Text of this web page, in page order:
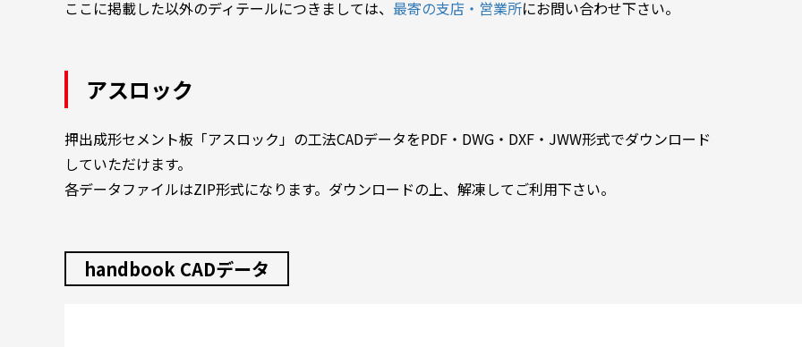
ここに掲載した以外のディテールにつきましては、 最寄の支店・営業所にお問い合わせ下さい。
アスロック
押出成形セメント板「アスロック」の工法CADデータをPDF・DWG・DXF・JWW形式でダウンロード
していただけます。
各データファイルはZIP形式になります。ダウンロードの上、解凍してご利用下さい。
handbook CADデータ